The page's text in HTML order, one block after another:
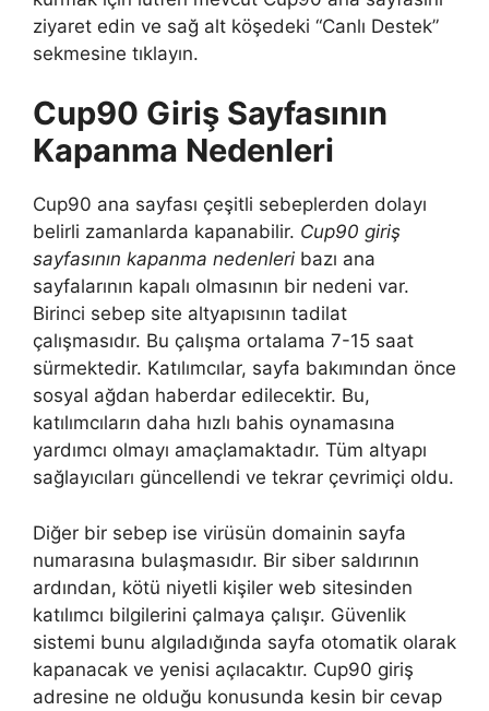
ziyaret edin ve sağ alt köşedeki “Canlı Destek”
sekmesine tıklayın.
Cup90 Giriş Sayfasının
Kapanma Nedenleri
Cup90 ana sayfası çeşitli sebeplerden dolayı
belirli zamanlarda kapanabilir. Cup90 giriş
sayfasının kapanma nedenleri bazı ana
sayfalarının kapalı olmasının bir nedeni var.
Birinci sebep site altyapısının tadilat
çalışmasıdır. Bu çalışma ortalama 7-15 saat
sürmektedir. Katılımcılar, sayfa bakımından önce
sosyal ağdan haberdar edilecektir. Bu,
katılımcıların daha hızlı bahis oynamasına
yardımcı olmayı amaçlamaktadır. Tüm altyapı
sağlayıcıları güncellendi ve tekrar çevrimiçi oldu.
Diğer bir sebep ise virüsün domainin sayfa
numarasına bulaşmasıdır. Bir siber saldırının
ardından, kötü niyetli kişiler web sitesinden
katılımcı bilgilerini çalmaya çalışır. Güvenlik
sistemi bunu algıladığında sayfa otomatik olarak
kapanacak ve yenisi açılacaktır. Cup90 giriş
adresine ne olduğu konusunda kesin bir cevap